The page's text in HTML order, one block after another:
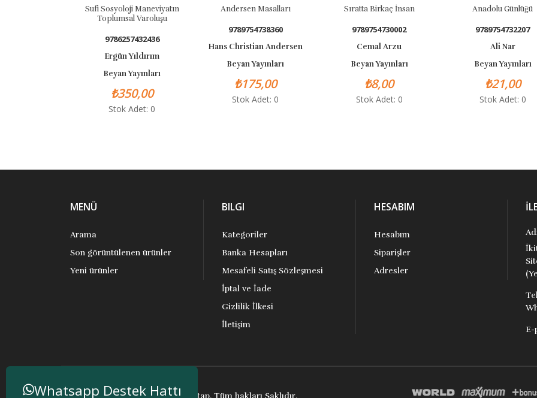
Sufi Sosyoloji Maneviyatın
Toplumsal Varoluşu
9786257432436
Ergün Yıldırım
Beyan Yayınları
₺350,00
Stok Adet: 0
Andersen Masalları
9789754738360
Hans Christian Andersen
Beyan Yayınları
₺175,00
Stok Adet: 0
Sıratta Birkaç İnsan
9789754730002
Cemal Arzu
Beyan Yayınları
₺8,00
Stok Adet: 0
Anadolu Günlüğü
9789754732207
Ali Nar
Beyan Yayınları
₺21,00
Stok Adet: 0
MENÜ
Arama
Son görüntülenen ürünler
Yeni ürünler
BILGI
Kategoriler
Banka Hesapları
Mesafeli Satış Sözleşmesi
İptal ve İade
Gizlilik İlkesi
İletişim
HESABIM
Hesabım
Siparişler
Adresler
E-
Telif hakkı ve kopya; 2026 Anakitap. Tüm hakları Saklıdır.
Whatsapp Destek Hattı